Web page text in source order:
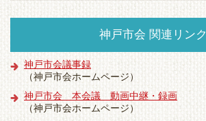
神戸市会 関連リンク
神戸市会議事録
（神戸市会ホームページ）
神戸市会 本会議 動画中継・録画
（神戸市会ホームページ）